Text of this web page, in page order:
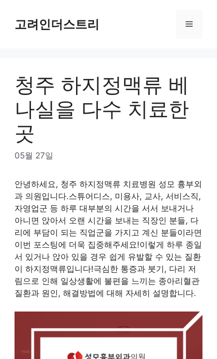
content고려인더스트리 Menu
청주 하지정맥류 베
나실을 다수 치료한
곳
05월 27일
안녕하세요, 청주 하지정맥류 치료병원 성모 흉부외
과 의원입니다.스튜어디스, 미용사, 교사, 서비스직,
자영업군 등 하루 대부분의 시간을 서서 보내거나
아니면 앉아서 오랜 시간을 보내는 직장인 분들, 다
리에 부담이 되는 직업군을 가지고 계신 분들이라면
이번 포스팅에 더욱 집중해주세요!이렇게 하루 종일
서 있거나 앉아 있을 경우 쉽게 유발할 수 있는 질환
이 하지정맥류입니다!극심한 통증과 붓기, 다리 저
림으로 인해 일상생활에 불편을 느끼는 종아리혈관
질환과 원인, 해결방법에 대해 자세히 설명합니다.